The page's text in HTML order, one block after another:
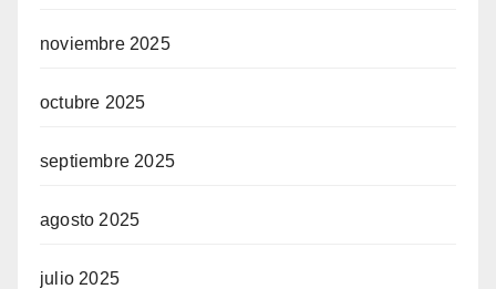
noviembre 2025
octubre 2025
septiembre 2025
agosto 2025
julio 2025